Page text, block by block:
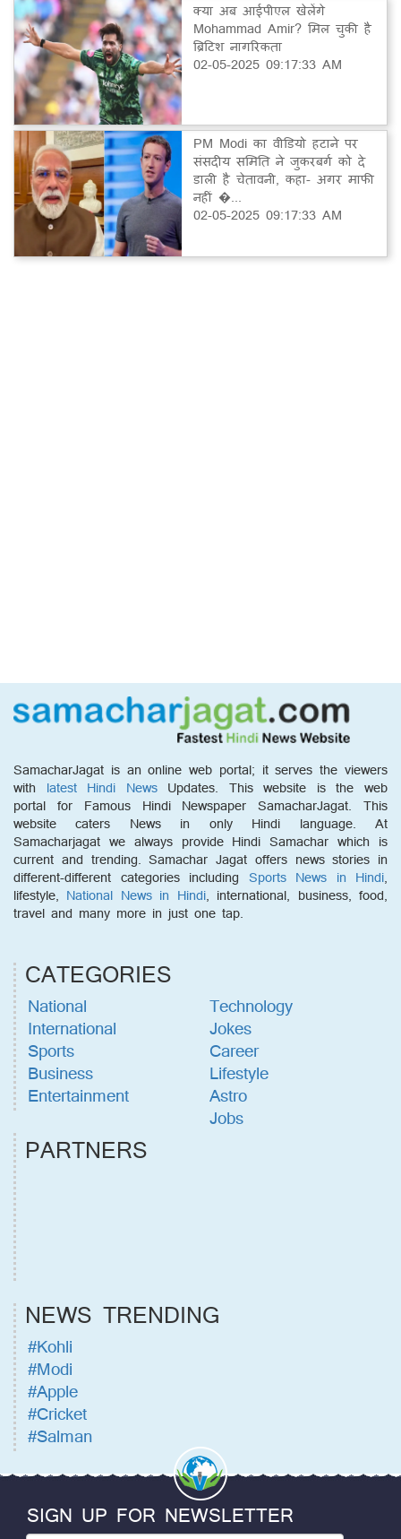
क्या अब आईपीएल खेलेंगे
Mohammad Amir? मिल चुकी है
ब्रिटिश नागरिकता
02-05-2025 09:17:33 AM
PM Modi का वीडियो हटाने पर
संसदीय समिति ने जुकरबर्ग को दे
डाली है चेतावनी, कहा- अगर माफी
नहीं �...
02-05-2025 09:17:33 AM
SamacharJagat is an online web portal; it serves the viewers
with latest Hindi NewsUpdates. This website is the web
portal for Famous Hindi Newspaper SamacharJagat. This
website caters News in only Hindi language. At
Samacharjagat we always provide Hindi Samachar which is
current and trending. Samachar Jagat offers news stories in
different-different categories including Sports News in Hindi,
lifestyle, National News in Hindi, international, business, food,
travel and many more in just one tap.
CATEGORIES
National
International
Sports
Business
Entertainment
Technology
Jokes
Career
Lifestyle
Astro
Jobs
PARTNERS
NEWS TRENDING
#Kohli
#Modi
#Apple
#Cricket
#Salman
SIGN UP FOR NEWSLETTER